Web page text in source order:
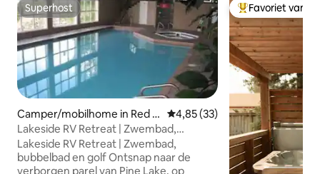
Superhost
Superhost
Camper/mobilhome in Red D
eer County
Gemiddelde beoordeling van
4,85 (33)
Lakeside RV Retreat | Zwembad,
bubbelbad en toegang tot de golfbaan
Lakeside RV Retreat | Zwembad,
bubbelbad en golf Ontsnap naar de
verborgen parel van Pine Lake, op
Topfavoriet van
Favoriet van